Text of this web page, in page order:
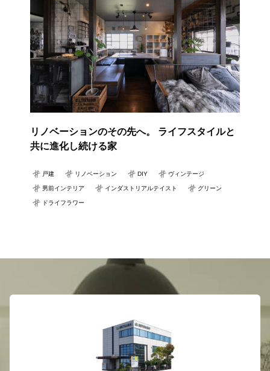
リノベーションのその先へ。 ライフスタイルと
共に進化し続ける家
戸建 リノベーション DIY ヴィンテージ
男前インテリア インダストリアルテイスト グリーン
ドライフラワー